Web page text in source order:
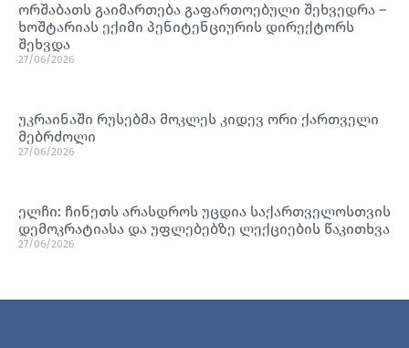
ორშაბათს გაიმართება გაფართოებული შეხვედრა –
ხოშტარიას ექიმი პენიტენციურის დირექტორს
შეხვდა
27/06/2026
უკრაინაში რუსებმა მოკლეს კიდევ ორი ქართველი
მებრძოლი
27/06/2026
ელჩი: ჩინეთს არასდროს უცდია საქართველოსთვის
დემოკრატიასა და უფლებებზე ლექციების წაკითხვა
27/06/2026